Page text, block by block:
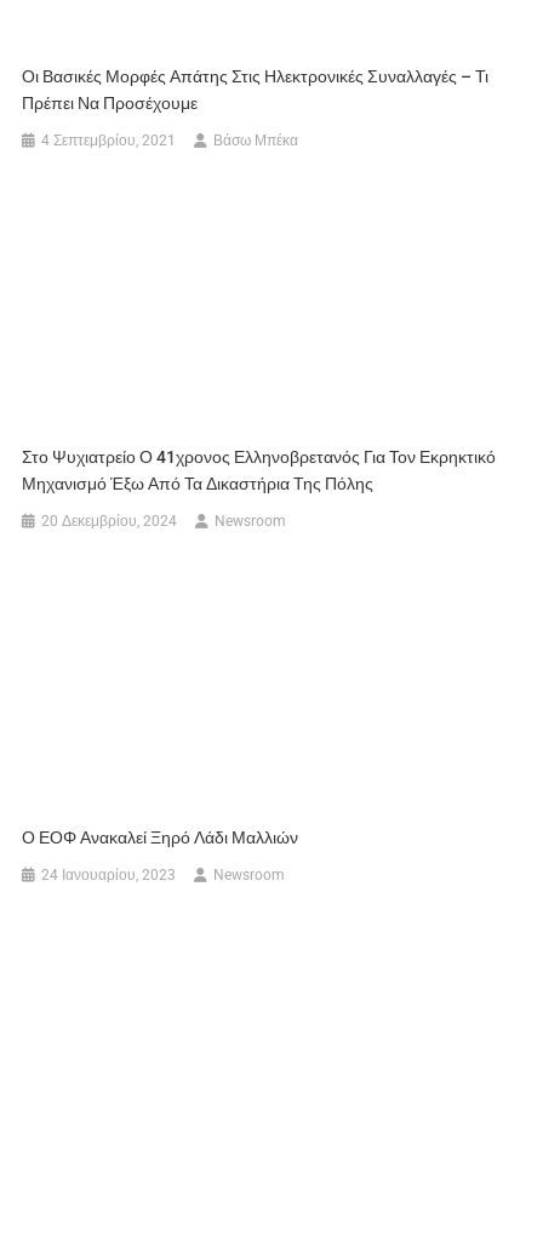
Οι Βασικές Μορφές Απάτης Στις Ηλεκτρονικές Συναλλαγές – Τι
Πρέπει Να Προσέχουμε
4 Σεπτεμβρίου, 2021 Βάσω Μπέκα
Στο Ψυχιατρείο Ο 41χρονος Ελληνοβρετανός Για Τον Εκρηκτικό
Μηχανισμό Έξω Από Τα Δικαστήρια Της Πόλης
20 Δεκεμβρίου, 2024 Newsroom
Ο ΕΟΦ Ανακαλεί Ξηρό Λάδι Μαλλιών
24 Ιανουαρίου, 2023 Newsroom